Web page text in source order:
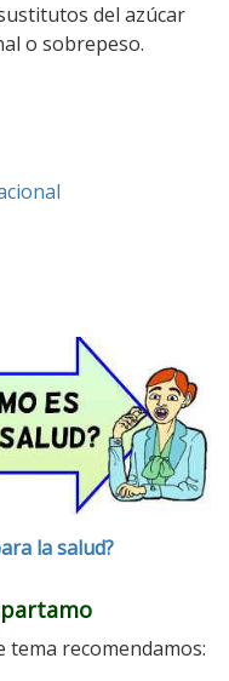
del azúcar
o sobrepeso.
la salud?
recomendamos: